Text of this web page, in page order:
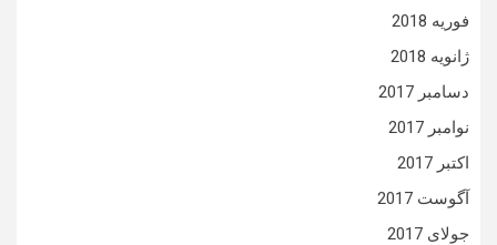
فوریه 2018
ژانویه 2018
دسامبر 2017
نوامبر 2017
اکتبر 2017
آگوست 2017
جولای 2017